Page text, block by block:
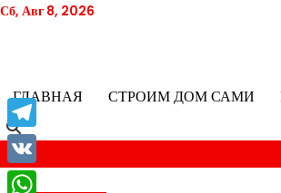
Перейти
Сб, Авг 8, 2026
ГЛАВНАЯ
СТРОИМ ДОМ САМИ
Telegram
VK